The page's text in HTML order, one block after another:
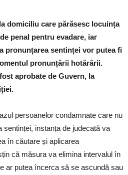
domiciliu care părăsesc locuința
penal pentru evadare, iar
pronunțarea sentinței vor putea fi
pronunțării hotărârii.
aprobate de Guvern, la
persoanelor condamnate care nu
sentinței, instanța de judecată va
în căutare și aplicarea
că măsura va elimina intervalul în
ar putea încerca să se ascundă sau